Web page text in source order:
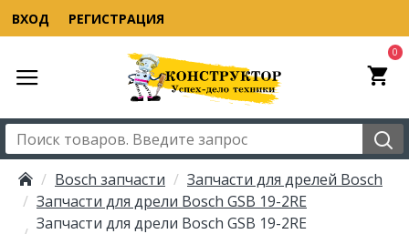
ВХОД РЕГИСТРАЦИЯ
0
Bosch запчасти
Запчасти для дрелей Bosch
Запчасти для дрели Bosch GSB 19-2RE
Запчасти для дрели Bosch GSB 19-2RE